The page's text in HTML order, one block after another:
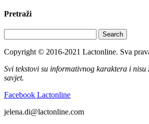
Pretraži
Search
Copyright © 2016-2021 Lactonline. Sva
Svi tekstovi su informativnog karaktera i nisu
savjet.
Facebook Lactonline
jelena.di@lactonline.com